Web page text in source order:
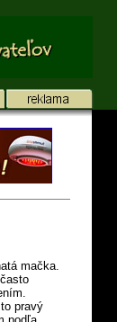
mačka.
pravý